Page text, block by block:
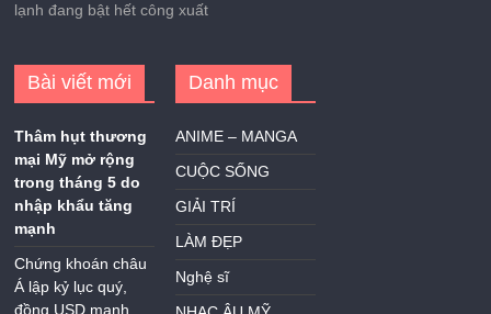
lạnh đang bật hết công xuất
Bài viết mới
Thâm hụt thương
mại Mỹ mở rộng
trong tháng 5 do
nhập khẩu tăng
mạnh
Chứng khoán châu
Á lập kỷ lục quý,
đồng USD mạnh
Danh mục
ANIME – MANGA
CUỘC SỐNG
GIẢI TRÍ
LÀM ĐẸP
Nghệ sĩ